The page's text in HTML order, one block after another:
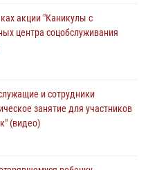
(видео)
в сбыте
акции "Каникулы с
центра соцобслуживания
и сотрудники
занятие для участников
(видео)